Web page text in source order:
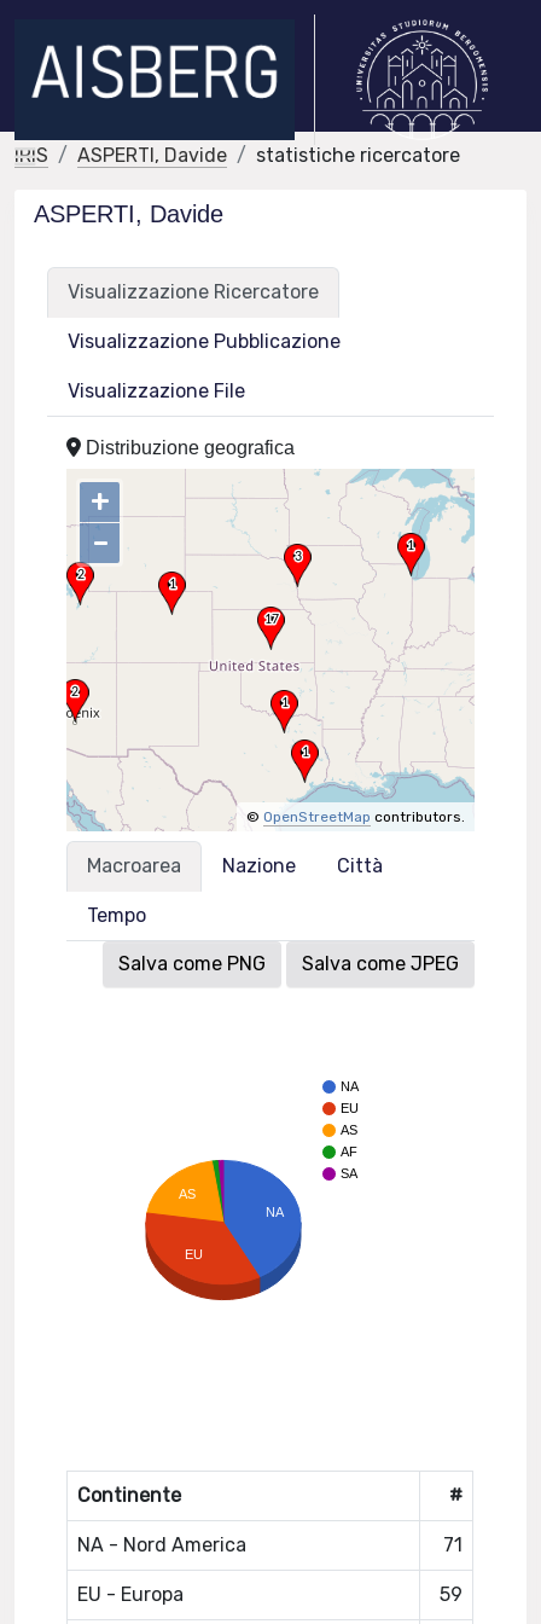
IRIS ASPERTI, Davide statistiche ricercatore
ASPERTI, Davide
Visualizzazione Ricercatore
Visualizzazione Pubblicazione
Visualizzazione File
Distribuzione geografica
+
–
© OpenStreetMap contributors.
Macroarea Nazione Città
Tempo
Salva come PNG Salva come JPEG
NA
EU
AS
AF
SA
NA
AS
EU
Continente #
NA - Nord America 71
EU - Europa 59